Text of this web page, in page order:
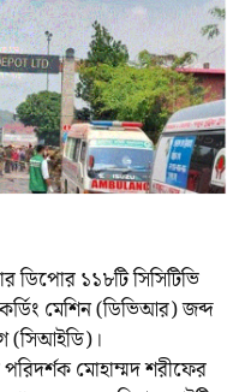
ডিপোর ১১৮টি সিসিটিভি
মেশিন (ডিভিআর) জব্দ
(সিআইডি)।
মোহাম্মদ শরীফের